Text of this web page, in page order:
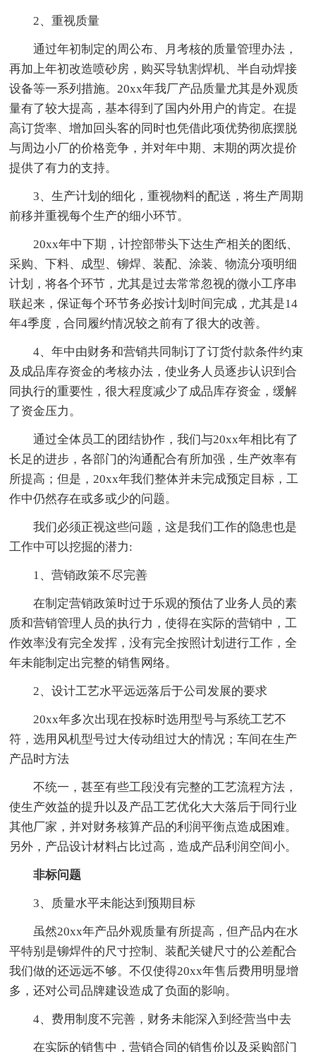
2、重视质量
通过年初制定的周公布、月考核的质量管理办法，
再加上年初改造喷砂房，购买导轨割焊机、半自动焊接
设备等一系列措施。20xx年我厂产品质量尤其是外观质
量有了较大提高，基本得到了国内外用户的肯定。在提
高订货率、增加回头客的同时也凭借此项优势彻底摆脱
与周边小厂的价格竞争，并对年中期、末期的两次提价
提供了有力的支持。
3、生产计划的细化，重视物料的配送，将生产周期
前移并重视每个生产的细小环节。
20xx年中下期，计控部带头下达生产相关的图纸、
采购、下料、成型、铆焊、装配、涂装、物流分项明细
计划，将各个环节，尤其是过去常常忽视的微小工序串
联起来，保证每个环节务必按计划时间完成，尤其是14
年4季度，合同履约情况较之前有了很大的改善。
4、年中由财务和营销共同制订了订货付款条件约束
及成品库存资金的考核办法，使业务人员逐步认识到合
同执行的重要性，很大程度减少了成品库存资金，缓解
了资金压力。
通过全体员工的团结协作，我们与20xx年相比有了
长足的进步，各部门的沟通配合有所加强，生产效率有
所提高；但是，20xx年我们整体并未完成预定目标，工
作中仍然存在或多或少的问题。
我们必须正视这些问题，这是我们工作的隐患也是
工作中可以挖掘的潜力:
1、营销政策不尽完善
在制定营销政策时过于乐观的预估了业务人员的素
质和营销管理人员的执行力，使得在实际的营销中，工
作效率没有完全发挥，没有完全按照计划进行工作，全
年未能制定出完整的销售网络。
2、设计工艺水平远远落后于公司发展的要求
20xx年多次出现在投标时选用型号与系统工艺不
符，选用风机型号过大传动组过大的情况；车间在生产
产品时方法
不统一，甚至有些工段没有完整的工艺流程方法，
使生产效益的提升以及产品工艺优化大大落后于同行业
其他厂家，并对财务核算产品的利润平衡点造成困难。
另外，产品设计材料占比过高，造成产品利润空间小。
非标问题
3、质量水平未能达到预期目标
虽然20xx年产品外观质量有所提高，但产品内在水
平特别是铆焊件的尺寸控制、装配关键尺寸的公差配合
我们做的还远远不够。不仅使得20xx年售后费用明显增
多，还对公司品牌建设造成了负面的影响。
4、费用制度不完善，财务未能深入到经营当中去
在实际的销售中，营销合同的销售价以及采购部门